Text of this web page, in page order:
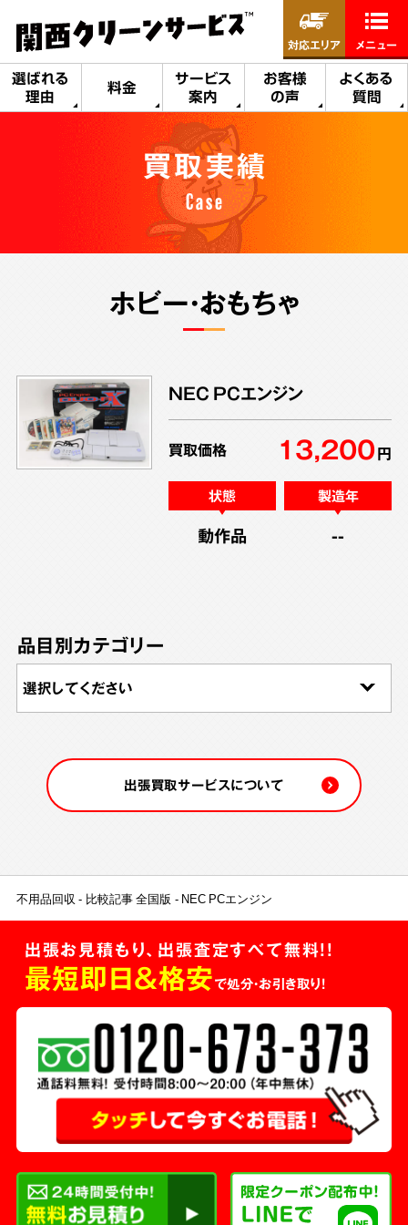
選ばれる
理由
料金
サービス
案内
お客様
の声
よくある
質問
対応エリア メニュー
買取実績
Case
ホビー・おもちゃ
NEC PCエンジン
買取価格 13,200円
状態
動作品
製造年
--
品目別カテゴリー
出張買取サービスについて
不用品回収 比較記事 全国版 NEC PCエンジン
出張お見積もり、出張査定すべて無料!!
最短即日＆格安で処分・お引き取り！